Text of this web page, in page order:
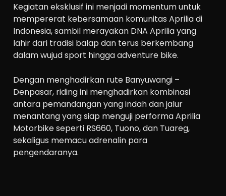
Kegiatan eksklusif ini menjadi momentum untuk
mempererat kebersamaan komunitas Aprilia di
Indonesia, sambil merayakan DNA Aprilia yang
lahir dari tradisi balap dan terus berkembang
dalam wujud sport hingga adventure bike.
Dengan menghadirkan rute Banyuwangi –
Denpasar, riding ini menghadirkan kombinasi
antara pemandangan yang indah dan jalur
menantang yang siap menguji performa Aprilia
Motorbike seperti RS660, Tuono, dan Tuareg,
sekaligus memacu adrenalin para
pengendaranya.